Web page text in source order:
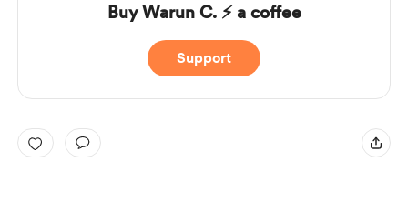
Buy Warun C. ⚡ a coffee
Support